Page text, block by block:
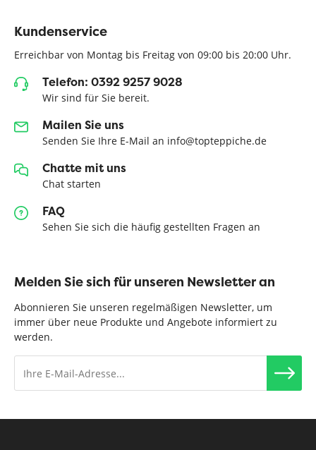
Kundenservice
Erreichbar von Montag bis Freitag von 09:00 bis 20:00 Uhr.
Telefon: 0392 9257 9028
Wir sind für Sie bereit.
Mailen Sie uns
Senden Sie Ihre E-Mail an info@topteppiche.de
Chatte mit uns
Chat starten
FAQ
Sehen Sie sich die häufig gestellten Fragen an
Melden Sie sich für unseren Newsletter an
Abonnieren Sie unseren regelmäßigen Newsletter, um
immer über neue Produkte und Angebote informiert zu
werden.